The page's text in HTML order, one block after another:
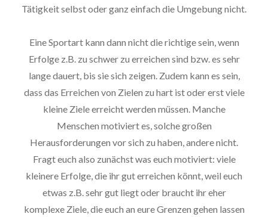
Tätigkeit selbst oder ganz einfach die Umgebung nicht.
Eine Sportart kann dann nicht die richtige sein, wenn
Erfolge z.B. zu schwer zu erreichen sind bzw. es sehr
lange dauert, bis sie sich zeigen. Zudem kann es sein,
dass das Erreichen von Zielen zu hart ist oder erst viele
kleine Ziele erreicht werden müssen. Manche
Menschen motiviert es, solche großen
Herausforderungen vor sich zu haben, andere nicht.
Fragt euch also zunächst was euch motiviert: viele
kleinere Erfolge, die ihr gut erreichen könnt, weil euch
etwas z.B. sehr gut liegt oder braucht ihr eher
komplexe Ziele, die euch an eure Grenzen gehen lassen